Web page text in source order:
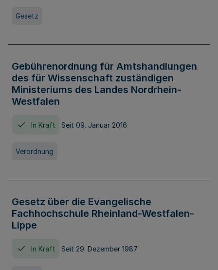
Gesetz
Gebührenordnung für Amtshandlungen
des für Wissenschaft zuständigen
Ministeriums des Landes Nordrhein-
Westfalen
In Kraft Seit 09. Januar 2016
Verordnung
Gesetz über die Evangelische
Fachhochschule Rheinland-Westfalen-
Lippe
In Kraft Seit 29. Dezember 1987